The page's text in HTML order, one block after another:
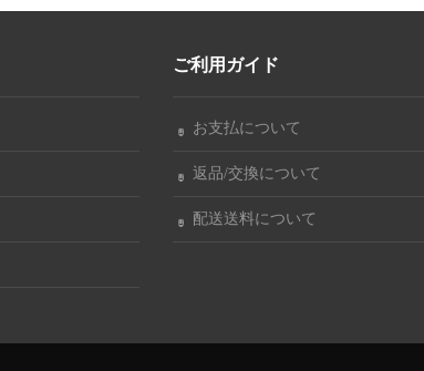
ご利用ガイド
お支払について
返品/交換について
配送送料について